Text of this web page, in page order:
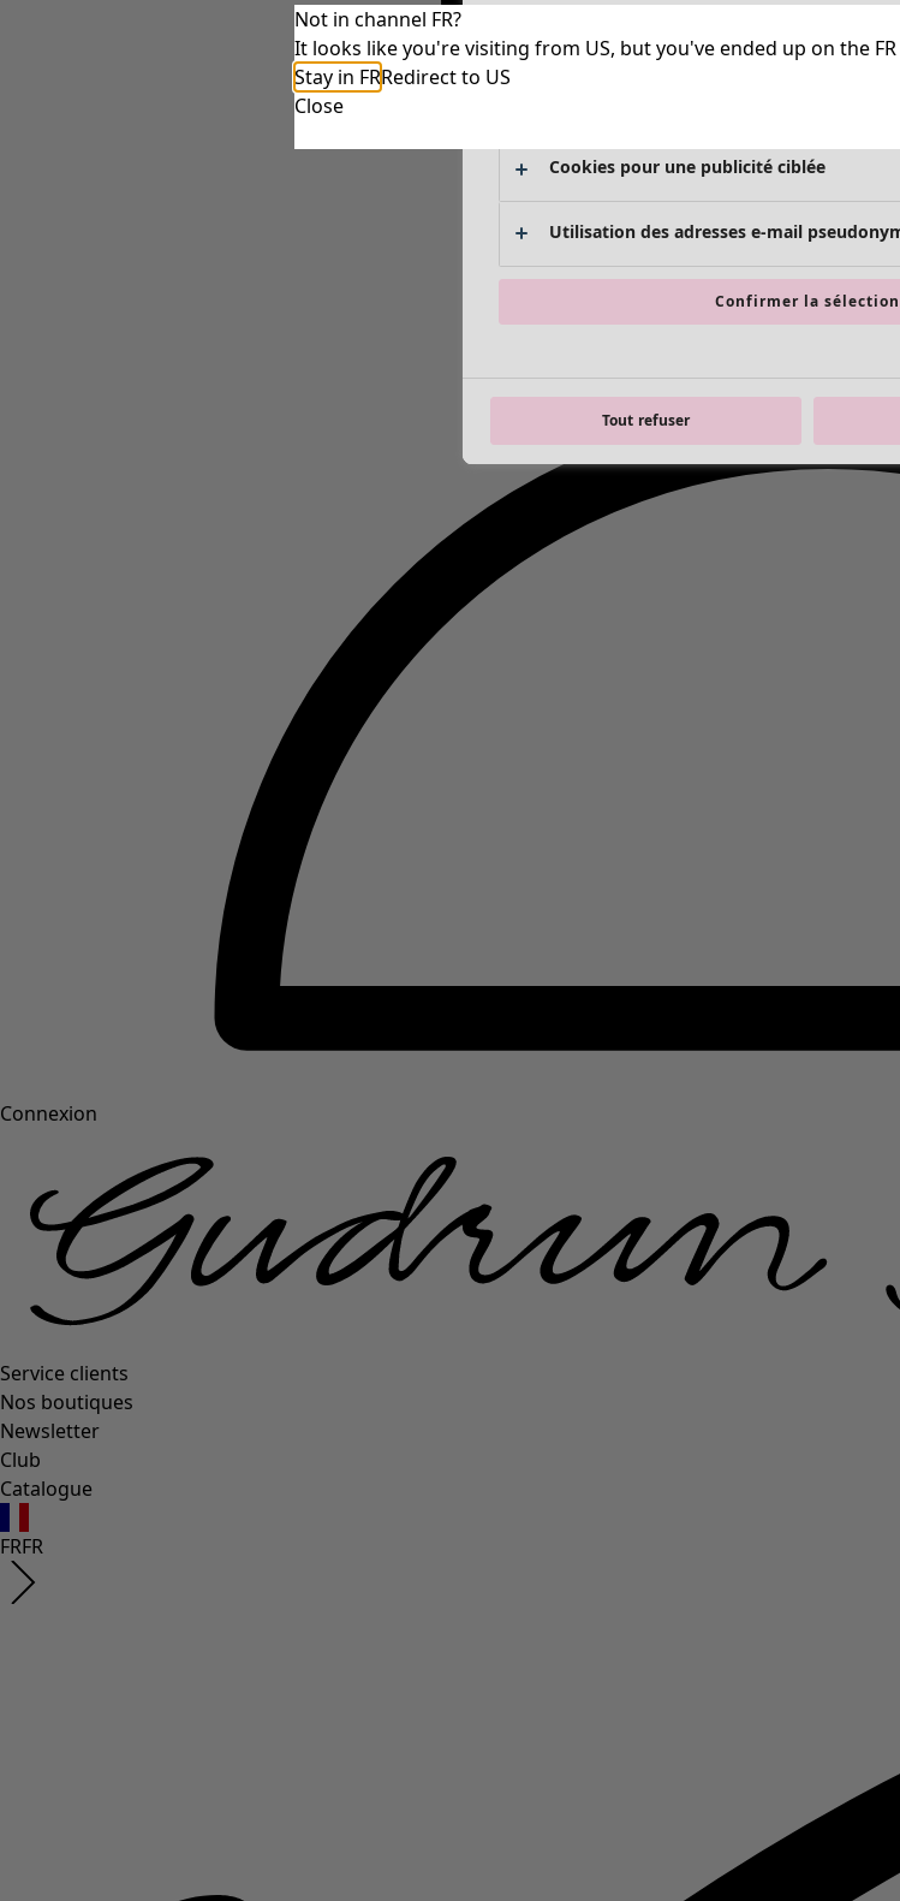
Connexion
Service clients
Nos boutiques
Newsletter
Club
Catalogue
FRFR
Not in channel FR?
It looks like you're visiting from US, but you've ended up on the
Stay in FRRedirect to US
Close
Cookies strictement nécessaires
Cookies pour une publicité ciblée
Utilisation des adresses e-mail
Confirmer la sélection
Tout refuser